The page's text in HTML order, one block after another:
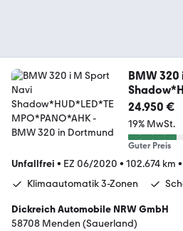
BMW
*AHK
24.950 €
19% MwSt.
Guter Preis
Unfallfrei • EZ 06/2020 • 102.674 km •
Klimaautomatik 3-Zonen
Dickreich Automobile NRW GmbH
58708 Menden (Sauerland)